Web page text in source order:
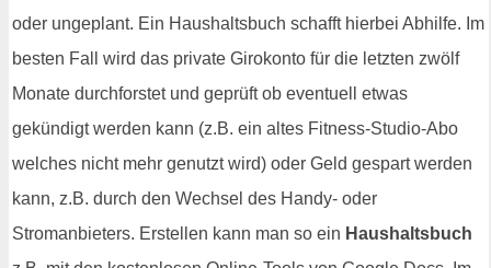
oder ungeplant. Ein Haushaltsbuch schafft hierbei Abhilfe. Im
besten Fall wird das private Girokonto für die letzten zwölf
Monate durchforstet und geprüft ob eventuell etwas
gekündigt werden kann (z.B. ein altes Fitness-Studio-Abo
welches nicht mehr genutzt wird) oder Geld gespart werden
kann, z.B. durch den Wechsel des Handy- oder
Stromanbieters. Erstellen kann man so ein Haushaltsbuch